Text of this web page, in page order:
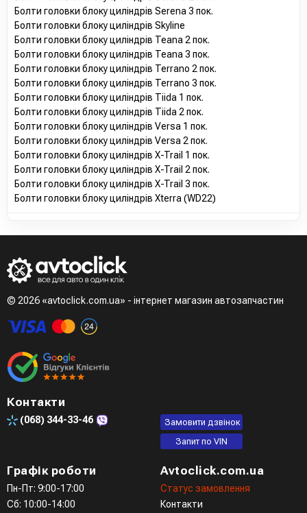
Болти головки блоку циліндрів Serena 3 пок.
Болти головки блоку циліндрів Skyline
Болти головки блоку циліндрів Teana 2 пок.
Болти головки блоку циліндрів Teana 3 пок.
Болти головки блоку циліндрів Terrano 2 пок.
Болти головки блоку циліндрів Terrano 3 пок.
Болти головки блоку циліндрів Tiida 1 пок.
Болти головки блоку циліндрів Tiida 2 пок.
Болти головки блоку циліндрів Versa 1 пок.
Болти головки блоку циліндрів Versa 2 пок.
Болти головки блоку циліндрів X-Trail 1 пок.
Болти головки блоку циліндрів X-Trail 2 пок.
Болти головки блоку циліндрів X-Trail 3 пок.
Болти головки блоку циліндрів Xterra (WD22)
© 2026 «avtoclick.com.ua» - інтернет магазин автозапчастин
Контакти
(068) 344-33-46
Замовити дзвінок
Запит по VIN
Графік роботи
Пн-Пт: 9:00-17:00
Сб: 10:00-14:00
Avtoclick.com.ua
Статус замовлення
Контакти